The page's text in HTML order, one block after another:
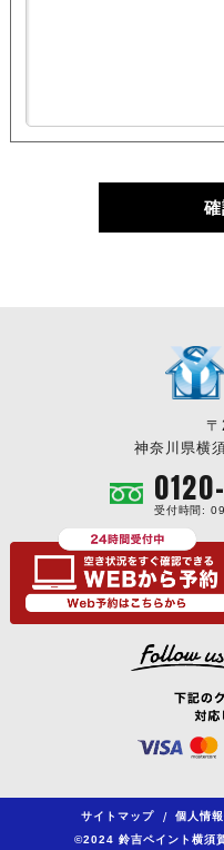
神奈川県横
受付時間:
サイトマップ / 個人情
©2024 鈴吉ペイント横